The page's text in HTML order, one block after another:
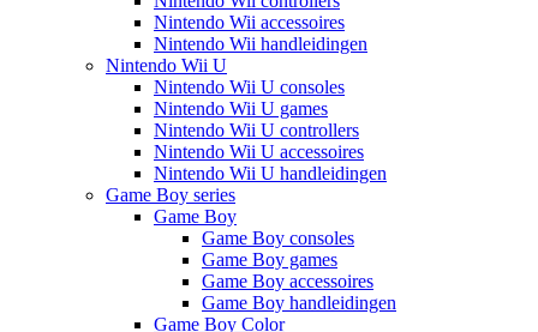
Nintendo Wii accessoires
Nintendo Wii handleidingen
Nintendo Wii U
Nintendo Wii U consoles
Nintendo Wii U games
Nintendo Wii U controllers
Nintendo Wii U accessoires
Nintendo Wii U handleidingen
Game Boy series
Game Boy
Game Boy consoles
Game Boy games
Game Boy accessoires
Game Boy handleidingen
Game Boy Color